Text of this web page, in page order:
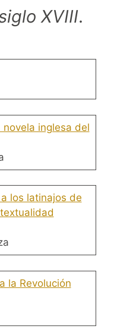
XVIII.
inglesa del
los latinajos de
la Revolución